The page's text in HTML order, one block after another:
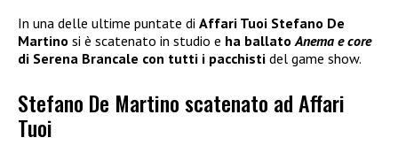
In una delle ultime puntate di Affari Tuoi Stefano De
Martino si è scatenato in studio e ha ballato Anema e core
di Serena Brancale con tutti i pacchisti del game show.
Stefano De Martino scatenato ad Affari
Tuoi